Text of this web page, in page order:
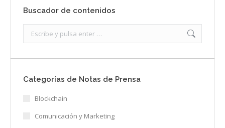
Buscador de contenidos
Categorías de Notas de Prensa
Blockchain
Comunicación y Marketing